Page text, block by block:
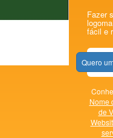
Fazer
fácil e
Quero
Nome
de